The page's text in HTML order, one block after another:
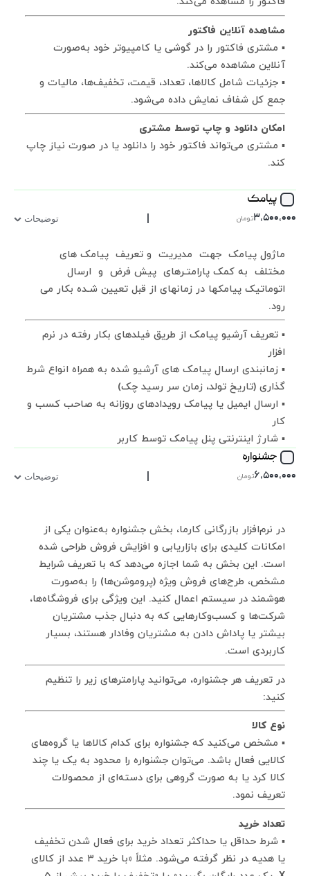
مشاهده آنلاین فاکتور
▪ مشتری فاکتور را در گوشی یا کامپیوتر خود به‌صورت
آنلاین مشاهده می‌کند.
▪ جزئیات شامل کالاها، تعداد، قیمت، تخفیف‌ها، مالیات و
جمع کل شفاف نمایش داده می‌شود.
امکان دانلود و چاپ توسط مشتری
▪ مشتری می‌تواند فاکتور خود را دانلود یا در صورت نیاز چاپ
کند.
پیامک
۳,۵۰۰,۰۰۰تومان | توضیحات
ماژول پیامک جهت مدیریت و تعریف پیامک های
مختلف به کمک پارامتـرهای پیش فرض و ارسال
اتوماتیک پیامکها در زمانهای از قبل تعیین شـده بکار می
رود.
▪ تعریف آرشیو پیامک از طریق فیلدهای بکار رفته در نرم
افزار
▪ زمانبندی ارسال پیامک های آرشیو شده به همراه انواع شرط
گذاری (تاریخ تولد، زمان سر رسید چک)
▪ ارسال ایمیل یا پیامک رویدادهای روزانه به صاحب کسب و
کار
▪ شارژ اینترنتی پنل پیامک توسط کاربر
جشنواره
۶,۵۰۰,۰۰۰تومان | توضیحات
در نرم‌افزار بازرگانی کارما، بخش جشنواره به‌عنوان یکی از
امکانات کلیدی برای بازاریابی و افزایش فروش طراحی شده
است. این بخش به شما اجازه می‌دهد که با تعریف شرایط
مشخص، طرح‌های فروش ویژه (پروموشن‌ها) را به‌صورت
هوشمند در سیستم اعمال کنید. این ویژگی برای فروشگاه‌ها،
شرکت‌ها و کسب‌وکارهایی که به دنبال جذب مشتریان
بیشتر یا پاداش دادن به مشتریان وفادار هستند، بسیار
کاربردی است.
در تعریف هر جشنواره، می‌توانید پارامترهای زیر را تنظیم
کنید:
نوع کالا
▪ مشخص می‌کنید که جشنواره برای کدام کالاها یا گروه‌های
کالایی فعال باشد. می‌توان جشنواره را محدود به یک یا چند
کالا کرد یا به صورت گروهی برای دسته‌ای از محصولات
تعریف نمود.
تعداد خرید
▪ شرط حداقل یا حداکثر تعداد خرید برای فعال‌ شدن تخفیف
یا هدیه در نظر گرفته می‌شود. مثلاً «با خرید ۳ عدد از کالای